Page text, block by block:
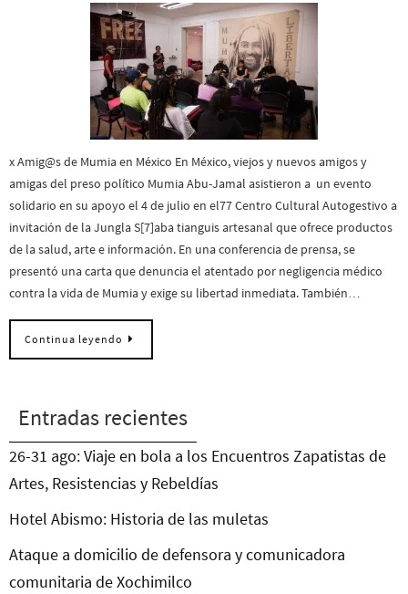
x Amig@s de Mumia en México En México, viejos y nuevos amigos y
amigas del preso político Mumia Abu-Jamal asistieron a un evento
solidario en su apoyo el 4 de julio en el77 Centro Cultural Autogestivo a
invitación de la Jungla S[7]aba tianguis artesanal que ofrece productos
de la salud, arte e información. En una conferencia de prensa, se
presentó una carta que denuncia el atentado por negligencia médico
contra la vida de Mumia y exige su libertad inmediata. También…
Continua leyendo
Entradas recientes
26-31 ago: Viaje en bola a los Encuentros Zapatistas de
Artes, Resistencias y Rebeldías
Hotel Abismo: Historia de las muletas
Ataque a domicilio de defensora y comunicadora
comunitaria de Xochimilco